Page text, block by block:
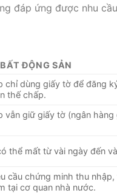
đáp ứng được nhu
ĐỘNG SẢN
chỉ dùng giấy tờ để đăng
thế chấp.
vẫn giữ giấy tờ (ngân
thể mất từ vài ngày đến
cầu chứng minh thu
tại cơ quan nhà nước.